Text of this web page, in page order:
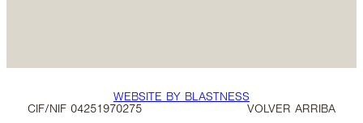
CIF/NIF 04251970275
WEBSITE BY BLASTNESS
VOLVER ARRIBA